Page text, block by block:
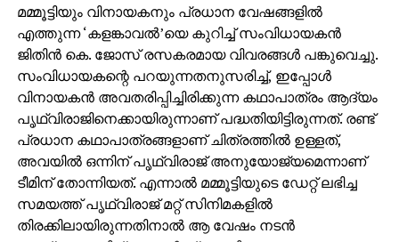
മമ്മൂട്ടിയും വിനായകനും പ്രധാന വേഷങ്ങളില്‍
എത്തുന്ന ‘കളങ്കാവല്‍’യെ കുറിച്ച് സംവിധായകന്‍
ജിതിന്‍ കെ. ജോസ് രസകരമായ വിവരങ്ങള്‍ പങ്കുവെച്ചു.
സംവിധായകന്റെ പറയുന്നതനുസരിച്ച്, ഇപ്പോള്‍
വിനായകന്‍ അവതരിപ്പിച്ചിരിക്കുന്ന കഥാപാത്രം ആദ്യം
പൃഥ്വിരാജിനെക്കായിരുന്നാണ് പദ്ധതിയിട്ടിരുന്നത്. രണ്ട്
പ്രധാന കഥാപാത്രങ്ങളാണ് ചിത്രത്തില്‍ ഉള്ളത്,
അവയില്‍ ഒന്നിന് പൃഥ്വിരാജ് അനുയോജ്യമെന്നാണ്
ടീമിന് തോന്നിയത്. എന്നാല്‍ മമ്മൂട്ടിയുടെ ഡേറ്റ് ലഭിച്ച
സമയത്ത് പൃഥ്വിരാജ് മറ്റ് സിനിമകളില്‍
തിരക്കിലായിരുന്നതിനാല്‍ ആ വേഷം നടന്‍